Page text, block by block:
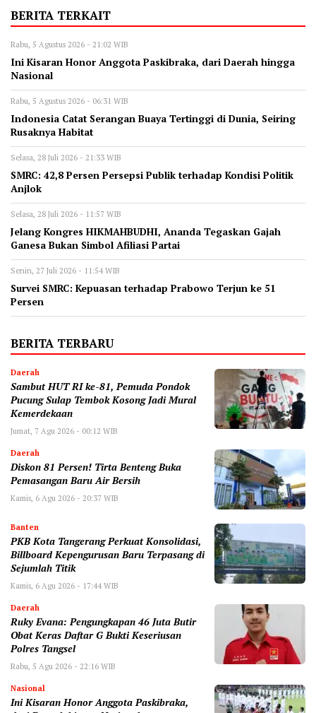
BERITA TERKAIT
Rabu, 5 Agustus 2026 - 21:02 WIB
Ini Kisaran Honor Anggota Paskibraka, dari Daerah hingga
Nasional
Rabu, 5 Agustus 2026 - 06:31 WIB
Indonesia Catat Serangan Buaya Tertinggi di Dunia, Seiring
Rusaknya Habitat
Selasa, 28 Juli 2026 - 21:33 WIB
‎SMRC: 42,8 Persen Persepsi Publik terhadap Kondisi Politik
Anjlok
Selasa, 28 Juli 2026 - 11:57 WIB
‎Jelang Kongres HIKMAHBUDHI, Ananda Tegaskan Gajah
Ganesa Bukan Simbol Afiliasi Partai
Senin, 27 Juli 2026 - 11:54 WIB
‎Survei SMRC: Kepuasan terhadap Prabowo Terjun ke 51
Persen
BERITA TERBARU
Daerah
Sambut HUT RI ke-81, Pemuda Pondok
Pucung Sulap Tembok Kosong Jadi Mural
Kemerdekaan
Jumat, 7 Agu 2026 - 00:12 WIB
Daerah
Diskon 81 Persen! Tirta Benteng Buka
Pemasangan Baru Air Bersih
Kamis, 6 Agu 2026 - 20:37 WIB
Banten
‎PKB Kota Tangerang Perkuat Konsolidasi,
Billboard Kepengurusan Baru Terpasang di
Sejumlah Titik ‎
Kamis, 6 Agu 2026 - 17:44 WIB
Daerah
‎Ruky Evana: Pengungkapan 46 Juta Butir
Obat Keras Daftar G Bukti Keseriusan
Polres Tangsel
Rabu, 5 Agu 2026 - 22:16 WIB
Nasional
Ini Kisaran Honor Anggota Paskibraka,